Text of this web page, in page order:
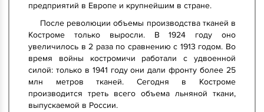
предприятий в Европе и крупнейшим в стране.
После революции объемы производства тканей в
Костроме только выросли. В 1924 году оно
увеличилось в 2 раза по сравнению с 1913 годом. Во
время войны костромичи работали с удвоенной
силой: только в 1941 году они дали фронту более 25
млн метров тканей. Сегодня в Костроме
производится треть всего объема льняной ткани,
выпускаемой в России.